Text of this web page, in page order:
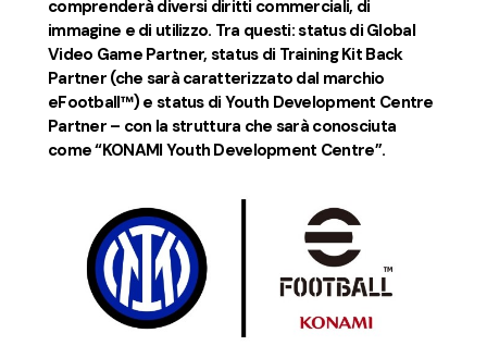
comprenderà diversi diritti commerciali, di
immagine e di utilizzo. Tra questi: status di Global
Video Game Partner, status di Training Kit Back
Partner (che sarà caratterizzato dal marchio
eFootball™) e status di Youth Development Centre
Partner – con la struttura che sarà conosciuta
come “KONAMI Youth Development Centre”.